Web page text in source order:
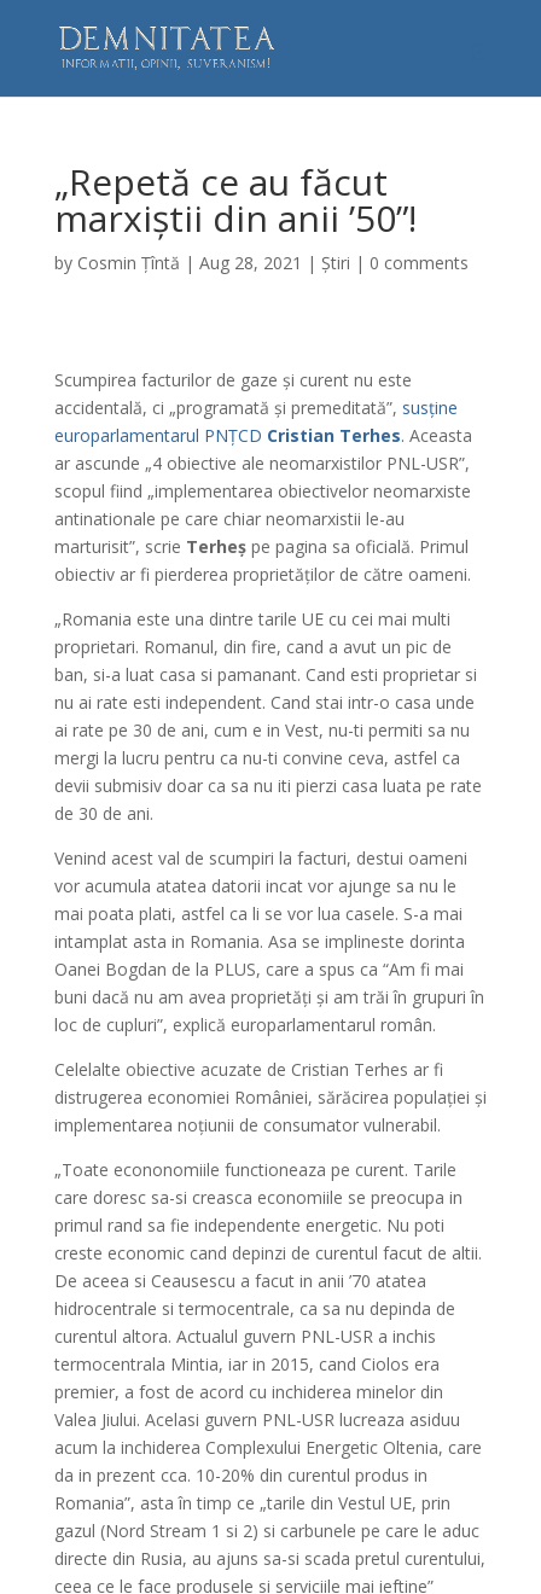
„Repetă ce au făcut
marxiștii din anii ’50”!
by Cosmin Țîntă | Aug 28, 2021 | Știri | 0 comments
Scumpirea facturilor de gaze și curent nu este
accidentală, ci „programată și premeditată”, susține
europarlamentarul PNȚCD Cristian Terhes. Aceasta
ar ascunde „4 obiective ale neomarxistilor PNL-USR”,
scopul fiind „implementarea obiectivelor neomarxiste
antinationale pe care chiar neomarxistii le-au
marturisit”, scrie Terheșpe pagina sa oficială. Primul
obiectiv ar fi pierderea proprietăților de către oameni.
„Romania este una dintre tarile UE cu cei mai multi
proprietari. Romanul, din fire, cand a avut un pic de
ban, si-a luat casa si pamanant. Cand esti proprietar si
nu ai rate esti independent. Cand stai intr-o casa unde
ai rate pe 30 de ani, cum e in Vest, nu-ti permiti sa nu
mergi la lucru pentru ca nu-ti convine ceva, astfel ca
devii submisiv doar ca sa nu iti pierzi casa luata pe rate
de 30 de ani.
Venind acest val de scumpiri la facturi, destui oameni
vor acumula atatea datorii incat vor ajunge sa nu le
mai poata plati, astfel ca li se vor lua casele. S-a mai
intamplat asta in Romania. Asa se implineste dorinta
Oanei Bogdan de la PLUS, care a spus ca “Am fi mai
buni dacă nu am avea proprietăți și am trăi în grupuri în
loc de cupluri”, explică europarlamentarul român.
Celelalte obiective acuzate de Cristian Terhes ar fi
distrugerea economiei României, sărăcirea populației și
implementarea noțiunii de consumator vulnerabil.
„Toate econonomiile functioneaza pe curent. Tarile
care doresc sa-si creasca economiile se preocupa in
primul rand sa fie independente energetic. Nu poti
creste economic cand depinzi de curentul facut de altii.
De aceea si Ceausescu a facut in anii ’70 atatea
hidrocentrale si termocentrale, ca sa nu depinda de
curentul altora. Actualul guvern PNL-USR a inchis
termocentrala Mintia, iar in 2015, cand Ciolos era
premier, a fost de acord cu inchiderea minelor din
Valea Jiului. Acelasi guvern PNL-USR lucreaza asiduu
acum la inchiderea Complexului Energetic Oltenia, care
da in prezent cca. 10-20% din curentul produs in
Romania”, asta în timp ce „tarile din Vestul UE, prin
gazul (Nord Stream 1 si 2) si carbunele pe care le aduc
directe din Rusia, au ajuns sa-si scada pretul curentului,
ceea ce le face produsele si serviciile mai ieftine”